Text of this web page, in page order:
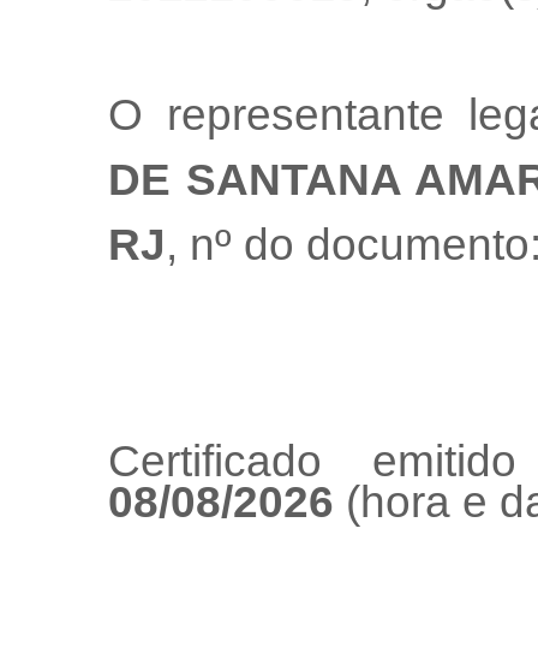
O representante
DE SANTANA
RJ, nº do
Certificado
08/08/2026 (hora e